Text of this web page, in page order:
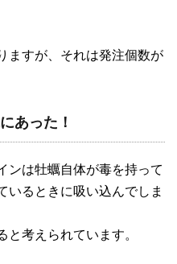
ますが、それは発注個数が
あった！
ンは牡蠣自体が毒を持って
いるときに吸い込んでしま
考えられています。